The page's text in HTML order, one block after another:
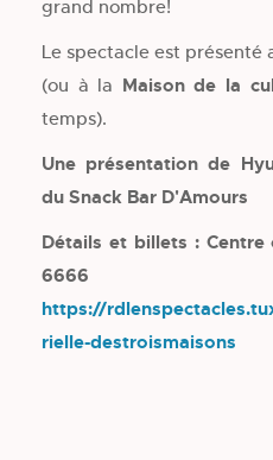
grand nombre!
Le spectacle est présenté
(ou à la Maison de la
temps).
Une présentation de
du Snack Bar D'Amours
Détails et billets : Centre
https://
rielle-destroismaisons